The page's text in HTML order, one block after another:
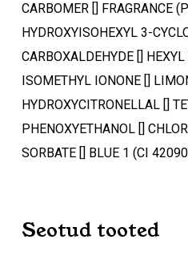
CARBOMER [] FRAGRANCE
HYDROXYISOHEXYL 3-
CARBOXALDEHYDE []
ISOMETHYL IONONE []
HYDROXYCITRONELLAL []
PHENOXYETHANOL []
SORBATE [] BLUE 1 (CI
Seotud tooted